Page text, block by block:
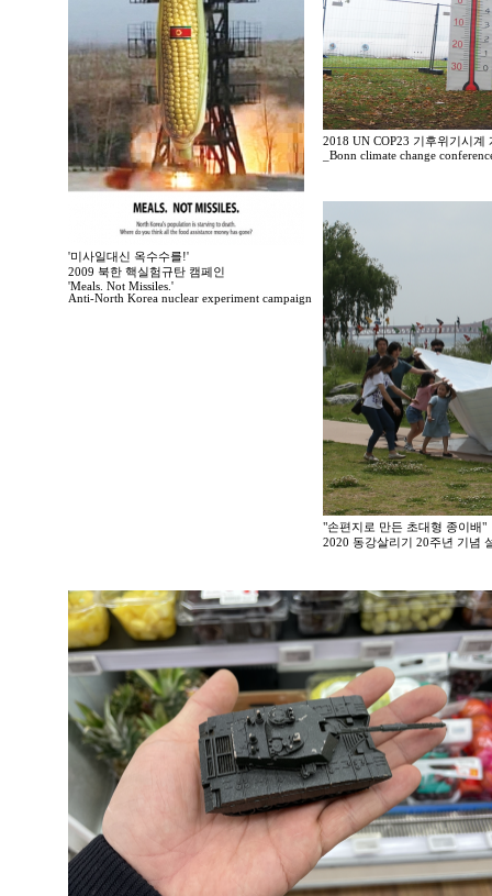
'미사일대신 옥수수를!'
2009 북한 핵실험규탄 캠페인
'Meals. Not Missiles.'
Anti-North Korea nuclear experiment campaign
2018 UN COP23 기후위기시계
_Bonn climate change
"손편지로 만든 초대형 종이배"
2020 동강살리기 20주년 기념